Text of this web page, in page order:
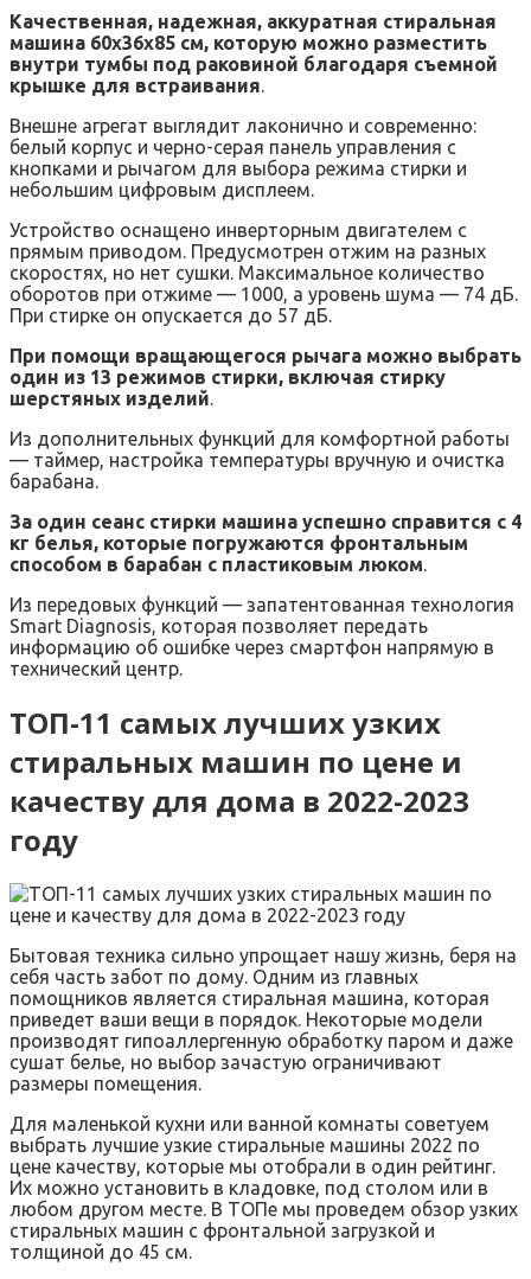
Качественная, надежная, аккуратная стиральная
машина 60x36x85 см, которую можно разместить
внутри тумбы под раковиной благодаря съемной
крышке для встраивания.
Внешне агрегат выглядит лаконично и современно:
белый корпус и черно-серая панель управления с
кнопками и рычагом для выбора режима стирки и
небольшим цифровым дисплеем.
Устройство оснащено инверторным двигателем с
прямым приводом. Предусмотрен отжим на разных
скоростях, но нет сушки. Максимальное количество
оборотов при отжиме — 1000, а уровень шума — 74 дБ.
При стирке он опускается до 57 дБ.
При помощи вращающегося рычага можно выбрать
один из 13 режимов стирки, включая стирку
шерстяных изделий.
Из дополнительных функций для комфортной работы
— таймер, настройка температуры вручную и очистка
барабана.
За один сеанс стирки машина успешно справится с 4
кг белья, которые погружаются фронтальным
способом в барабан с пластиковым люком.
Из передовых функций — запатентованная технология
Smart Diagnosis, которая позволяет передать
информацию об ошибке через смартфон напрямую в
технический центр.
ТОП-11 самых лучших узких
стиральных машин по цене и
качеству для дома в 2022-2023
году
Бытовая техника сильно упрощает нашу жизнь, беря на
себя часть забот по дому. Одним из главных
помощников является стиральная машина, которая
приведет ваши вещи в порядок. Некоторые модели
производят гипоаллергенную обработку паром и даже
сушат белье, но выбор зачастую ограничивают
размеры помещения.
Для маленькой кухни или ванной комнаты советуем
выбрать лучшие узкие стиральные машины 2022 по
цене качеству, которые мы отобрали в один рейтинг.
Их можно установить в кладовке, под столом или в
любом другом месте. В ТОПе мы проведем обзор узких
стиральных машин с фронтальной загрузкой и
толщиной до 45 см.